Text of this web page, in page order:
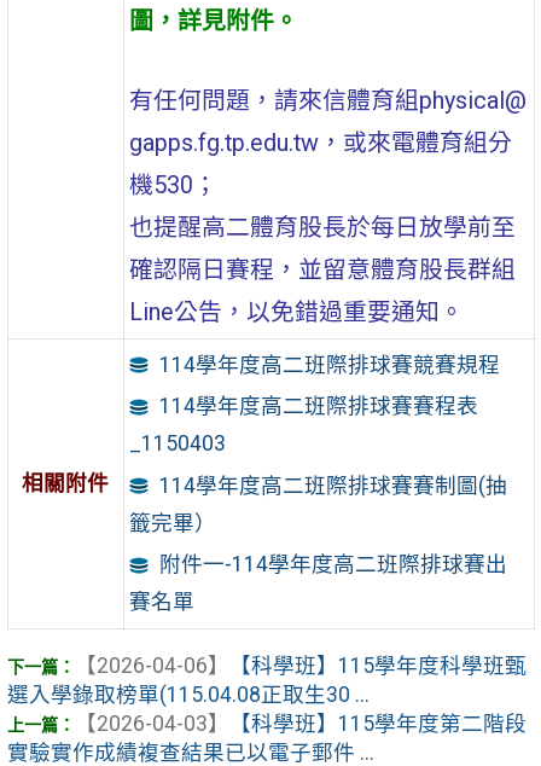
圖，詳見附件。
有任何問題，請來信體育組physical@
gapps.fg.tp.edu.tw，或來電體育組分
機530；
也提醒高二體育股長於每日放學前至
確認隔日賽程，並留意體育股長群組
Line公告，以免錯過重要通知。
相關附件
114學年度高二班際排球賽競賽規程
114學年度高二班際排球賽賽程表
_1150403
114學年度高二班際排球賽賽制圖(抽
籤完畢）
附件一-114學年度高二班際排球賽出
賽名單
【2026-04-06】
【科學班】115學年度科學班甄
選入學錄取榜單(115.04.08正取生30 ...
【2026-04-03】
【科學班】115學年度第二階段
實驗實作成績複查結果已以電子郵件 ...